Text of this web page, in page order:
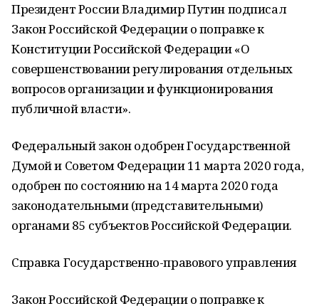
Президент России Владимир Путин подписал
Закон Российской Федерации о поправке к
Конституции Российской Федерации «О
совершенствовании регулирования отдельных
вопросов организации и функционирования
публичной власти».
Федеральный закон одобрен Государственной
Думой и Советом Федерации 11 марта 2020 года,
одобрен по состоянию на 14 марта 2020 года
законодательными (представительными)
органами 85 субъектов Российской Федерации.
Справка Государственно-правового управления
Закон Российской Федерации о поправке к